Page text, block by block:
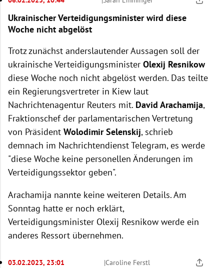
Ukrainischer Verteidigungsminister wird diese
Woche nicht abgelöst
Trotz zunächst anderslautender Aussagen soll der
ukrainische Verteidigungsminister Olexij Resnikow
diese Woche noch nicht abgelöst werden. Das teilte
ein Regierungsvertreter in Kiew laut
Nachrichtenagentur Reuters mit. David Arachamija,
Fraktionschef der parlamentarischen Vertretung
von Präsident Wolodimir Selenskij, schrieb
demnach im Nachrichtendienst Telegram, es werde
"diese Woche keine personellen Änderungen im
Verteidigungssektor geben".
Arachamija nannte keine weiteren Details. Am
Sonntag hatte er noch erklärt,
Verteidigungsminister Olexij Resnikow werde ein
anderes Ressort übernehmen.
03.02.2023, 23:01 |Caroline Ferstl